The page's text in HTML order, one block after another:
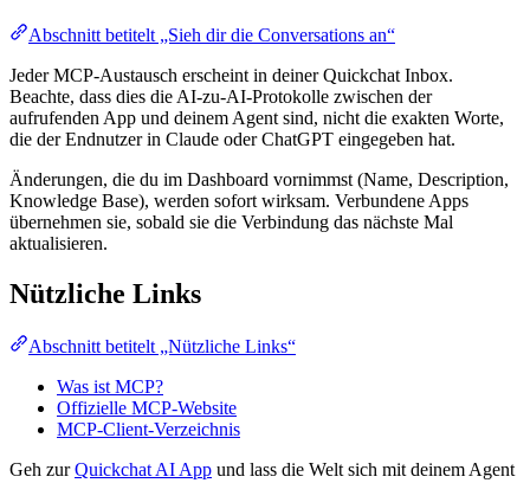
Abschnitt betitelt „Sieh dir die Conversations an“
Jeder MCP-Austausch erscheint in deiner Quickchat Inbox.
Beachte, dass dies die AI-zu-AI-Protokolle zwischen der
aufrufenden App und deinem Agent sind, nicht die exakten Worte,
die der Endnutzer in Claude oder ChatGPT eingegeben hat.
Änderungen, die du im Dashboard vornimmst (Name, Description,
Knowledge Base), werden sofort wirksam. Verbundene Apps
übernehmen sie, sobald sie die Verbindung das nächste Mal
aktualisieren.
Nützliche Links
Abschnitt betitelt „Nützliche Links“
Was ist MCP?
Offizielle MCP-Website
MCP-Client-Verzeichnis
Geh zurQuickchat AI App und lass die Welt sich mit deinem Agent